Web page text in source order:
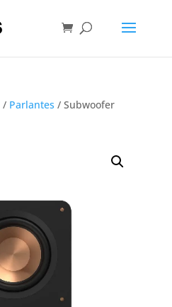
/ Parlantes / Subwoofer